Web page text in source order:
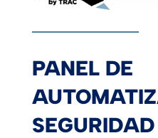
PANEL DE